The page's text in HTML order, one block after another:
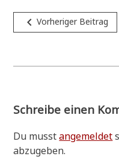
navigate_beforeVorheriger Beitrag
Schreibe einen
Du musstangemeldet
abzugeben.